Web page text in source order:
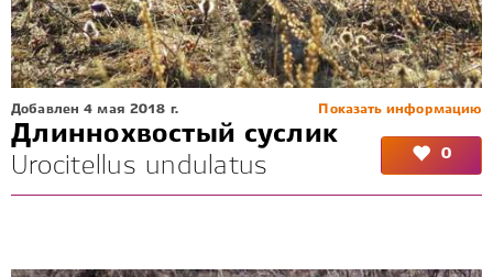
Показать информацию
Добавлен 4 мая 2018 г.
Длиннохвостый суслик
Urocitellus undulatus
0